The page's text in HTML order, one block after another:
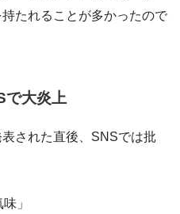
たれることが多かったので
大炎上
された直後、SNSでは批
」